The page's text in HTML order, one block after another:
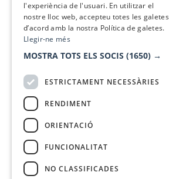
l'experiència de l'usuari. En utilitzar el
nostre lloc web, accepteu totes les galetes
d’acord amb la nostra Política de galetes.
Llegir-ne més
MOSTRA TOTS ELS SOCIS (1650) →
ESTRICTAMENT NECESSÀRIES
RENDIMENT
ORIENTACIÓ
FUNCIONALITAT
NO CLASSIFICADES